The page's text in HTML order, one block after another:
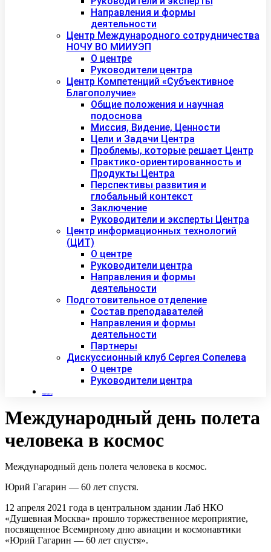
Направления и формы
деятельности
Центр Международного сотрудничества
НОЧУ ВО МИИУЭП
О центре
Руководители центра
Центр Компетенций «Субъективное
Благополучие»
Общие положения и научная
подоснова
Миссия, Видение, Ценности
Цели и Задачи Центра
Проблемы, которые решает Центр
Практико-ориентированность и
Продукты Центра
Перспективы развития и
глобальный контекст
Заключение
Руководители и эксперты Центра
Центр информационных технологий
(ЦИТ)
О центре
Руководители центра
Направления и формы
деятельности
Подготовительное отделение
Состав преподавателей
Направления и формы
деятельности
Партнеры
Дискуссионный клуб Сергея Сопелева
О центре
Руководители центра
Контакты
Международный день полета
человека в космос
Международный день полета человека в космос.
Юрий Гагарин — 60 лет спустя.
12 апреля 2021 года в центральном здании Лаб НКО
«Душевная Москва» прошло торжественное мероприятие,
посвященное Всемирному дню авиации и космонавтики
«Юрий Гагарин — 60 лет спустя».